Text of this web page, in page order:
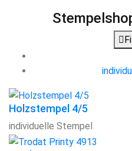
Holzstempel 4/5
individuelle Stempel